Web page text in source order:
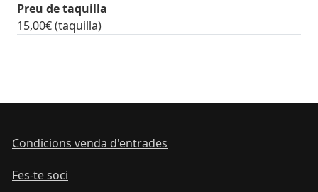
Preu de taquilla
15,00€ (taquilla)
Condicions venda d'entrades
Fes-te soci